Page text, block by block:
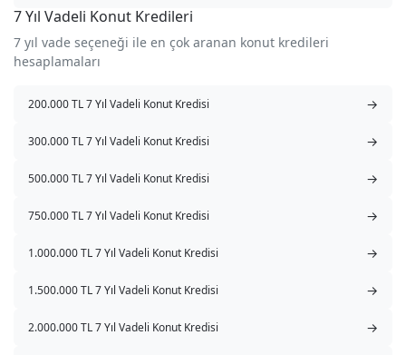
7 Yıl Vadeli Konut Kredileri
7 yıl vade seçeneği ile en çok aranan konut kredileri
hesaplamaları
200.000 TL 7 Yıl Vadeli Konut Kredisi →
300.000 TL 7 Yıl Vadeli Konut Kredisi →
500.000 TL 7 Yıl Vadeli Konut Kredisi →
750.000 TL 7 Yıl Vadeli Konut Kredisi →
1.000.000 TL 7 Yıl Vadeli Konut Kredisi →
1.500.000 TL 7 Yıl Vadeli Konut Kredisi →
2.000.000 TL 7 Yıl Vadeli Konut Kredisi →